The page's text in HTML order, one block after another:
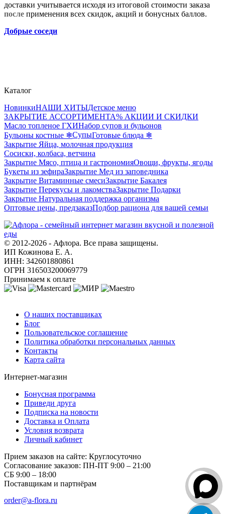
доставки учитывается исходя из итоговой стоимости заказа
после применения всех скидок, акций и бонусных баллов.
Добрые соседи
Каталог
НовинкиНАШИ ХИТЫДетское меню
ЗАКРЫТИЕ АССОРТИМЕНТА% АКЦИИ И СКИДКИ
Масло топленое ГХИНабор супов и бульонов
Бульоны костные ❄СупыГотовые блюда ❄
Закрытие Яйца, молочная продукция
Сосиски, колбаса, ветчина
Закрытие Мясо, птица и гастрономияОвощи, фрукты, ягоды
Букеты из зефираЗакрытие Мед из заповедника
Закрытие Витаминные смесиЗакрытие Бакалея
Закрытие Перекусы и лакомстваЗакрытие Подарки
Закрытие Натуральная поддержка организма
Оптовые цены, предзаказПодбор рациона для вашей семьи
© 2012-2026 - Афлора. Все права защищены.
ИП Кожинова Е. А.
ИНН: 342601880861
ОГРН 316503200069779
Принимаем к оплате
О наших поставщиках
Блог
Пользовательское соглашение
Политика обработки персональных данных
Контакты
Карта сайта
Интернет-магазин
Бонусная программа
Приведи друга
Подписка на новости
Доставка и Оплата
Условия возврата
Личный кабинет
Прием заказов на сайте: Круглосуточно
Согласование заказов: ПН-ПТ 9:00 – 21:00
СБ 9:00 – 18:00
Поставщикам и партнёрам
order@a-flora.ru